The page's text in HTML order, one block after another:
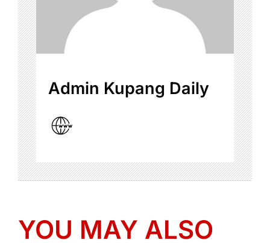
Admin Kupang Daily
YOU MAY ALSO